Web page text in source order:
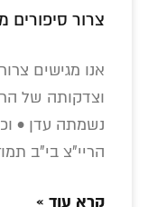
צרור סיפורים
אנו מגישים
וצדקותה של
נשמתה עדן •
הריי"צ בי"ב
קרא עוד »